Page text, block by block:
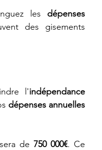
les dépenses
des gisements
l'indépendance
dépenses annuelles
de 750 000€. Ce